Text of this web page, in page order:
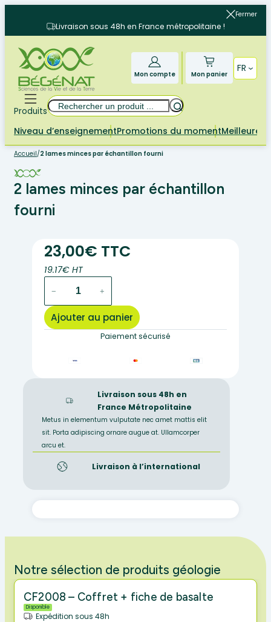
contenu
Fermer
Livraison sous 48h en France métropolitaine !
Mon compte Mon panier
FR
Produits
Rechercher
Niveau d’enseignementPromotions du momentMeilleures
Accueil/2 lames minces par échantillon fourni
2 lames minces par échantillon
fourni
23,00€ TTC
19.17€ HT
2
lames
échantillon
− +
Ajouter au panier
Paiement sécurisé
Livraison sous 48h en
France Métropolitaine
Metus in elementum vulputate nec amet mattis elit
sit. Porta adipiscing ornare augue at. Ullamcorper
arcu et.
Livraison à l’international
Notre sélection de produits géologie
CF2008 – Coffret + fiche de basalte
Disponible
Expédition sous 48h